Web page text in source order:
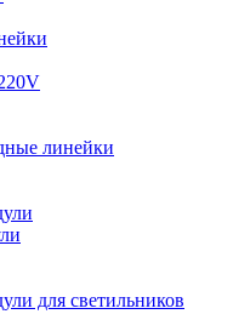
линейки
для светильников